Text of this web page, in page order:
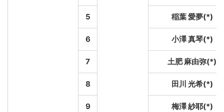
5 稲葉 愛夢(*)
6 小澤 真琴(*)
7 土肥 麻由弥(*)
8 田川 光希(*)
9 梅澤 紗耶(*)